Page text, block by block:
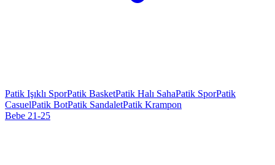
Patik Işıklı SporPatik BasketPatik Halı SahaPatik SporPatik
CasuelPatik BotPatik SandaletPatik Krampon
Bebe 21-25